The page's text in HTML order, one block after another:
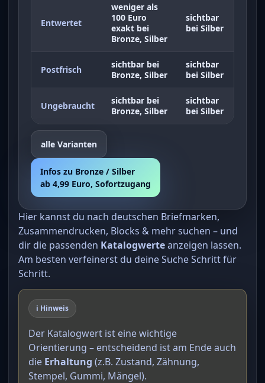
Entwertet
weniger als
100 Euro
exakt bei
Bronze, Silber
sichtbar
bei Silber
Postfrisch
sichtbar bei
Bronze, Silber
sichtbar
bei Silber
Ungebraucht
sichtbar bei
Bronze, Silber
sichtbar
bei Silber
alle Varianten
Infos zu Bronze / Silber
ab 4,99 Euro, Sofortzugang
Hier kannst du nach deutschen Briefmarken,
Zusammendrucken, Blocks & mehr suchen – und
dir die passenden Katalogwerteanzeigen lassen.
Am besten verfeinerst du deine Suche Schritt für
Schritt.
ℹ️ Hinweis
Der Katalogwert ist eine wichtige
Orientierung – entscheidend ist am Ende auch
die Erhaltung (z.B. Zustand, Zähnung,
Stempel, Gummi, Mängel).